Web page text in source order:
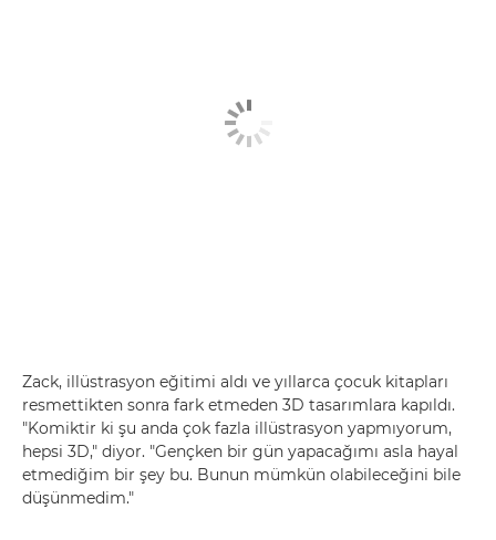
Zack, illüstrasyon eğitimi aldı ve yıllarca çocuk kitapları
resmettikten sonra fark etmeden 3D tasarımlara kapıldı.
"Komiktir ki şu anda çok fazla illüstrasyon yapmıyorum,
hepsi 3D," diyor. "Gençken bir gün yapacağımı asla hayal
etmediğim bir şey bu. Bunun mümkün olabileceğini bile
düşünmedim."